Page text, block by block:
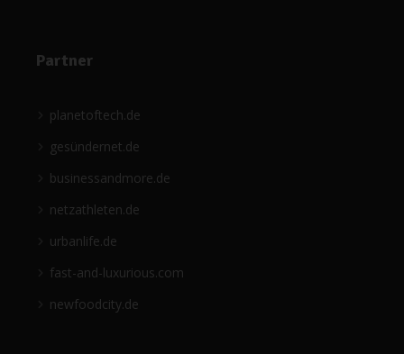
Partner
planetoftech.de
gesündernet.de
businessandmore.de
netzathleten.de
urbanlife.de
fast-and-luxurious.com
newfoodcity.de